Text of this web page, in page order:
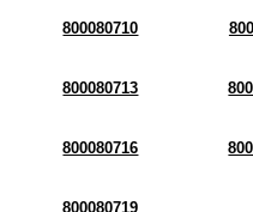
800080710
800080713
800080716
800080719